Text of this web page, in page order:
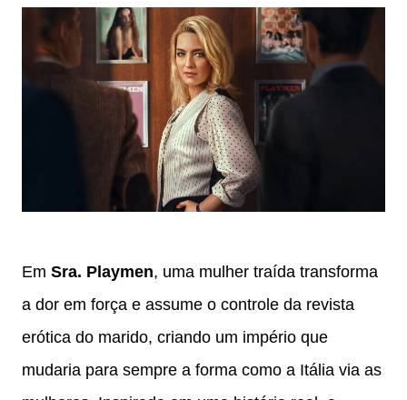
Em Sra. Playmen, uma mulher traída transforma
a dor em força e assume o controle da revista
erótica do marido, criando um império que
mudaria para sempre a forma como a Itália via as